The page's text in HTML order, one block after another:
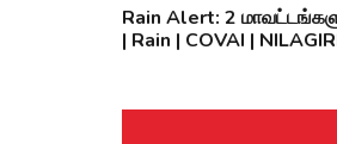
Rain Alert: 2
| Rain | COVAI |